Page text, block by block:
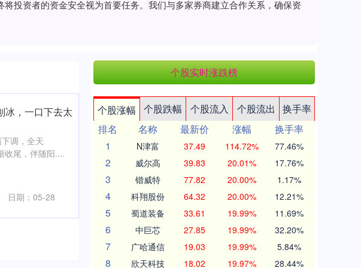
投资者的资金安全视为首要任务。我们与多家券商建立合作关系，确保资
冰，一口下去太
调，全天
收尾，伴随阳....
日期：05-28
个股实时涨跌榜
个股涨幅 个股跌幅 个股流入 个股流出
换手率
排名
名称 最新价 涨幅
换手率
1
N津富 37.49 114.72% 77.46%
2 威尔高 39.83 20.01% 17.76%
3 锴威特 77.82 20.00% 1.17%
4 科翔股份 64.32 20.00% 12.21%
5 蜀道装备 33.61 19.99% 11.69%
6 中巨芯 27.85 19.99% 32.20%
7 广哈通信 19.03 19.99% 5.84%
8 欣天科技 18.02 19.97% 28.44%